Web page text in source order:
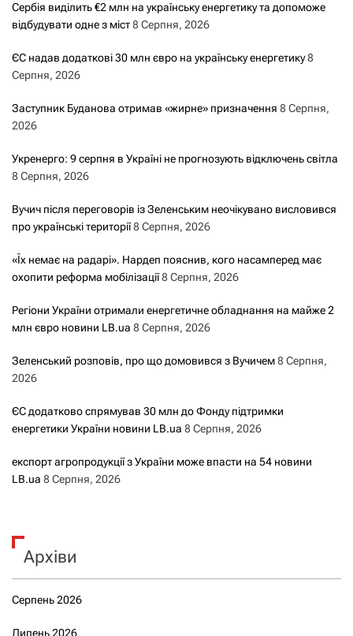
Сербія виділить €2 млн на українську енергетику та допоможе
відбудувати одне з міст8 Серпня, 2026
ЄС надав додаткові 30 млн євро на українську енергетику8
Серпня, 2026
Заступник Буданова отримав «жирне» призначення 8 Серпня,
2026
Укренерго: 9 серпня в Україні не прогнозують відключень світла
8 Серпня, 2026
Вучич після переговорів із Зеленським неочікувано висловився
про українські території8 Серпня, 2026
«Їх немає на радарі». Нардеп пояснив, кого насамперед має
охопити реформа мобілізації8 Серпня, 2026
Регіони України отримали енергетичне обладнання на майже 2
млн євро новини LB.ua 8 Серпня, 2026
Зеленський розповів, про що домовився з Вучичем8 Серпня,
2026
ЄС додатково спрямував 30 млн до Фонду підтримки
енергетики України новини LB.ua 8 Серпня, 2026
експорт агропродукції з України може впасти на 54 новини
LB.ua 8 Серпня, 2026
Архіви
Серпень 2026
Липень 2026